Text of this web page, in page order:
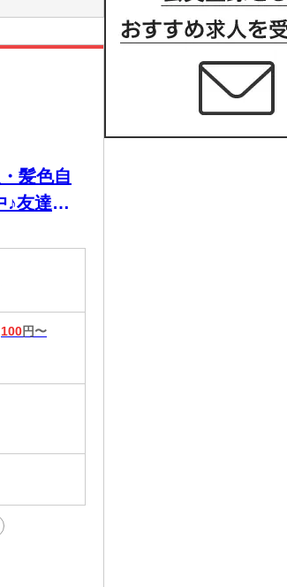
髪色自
♪友達と
円〜